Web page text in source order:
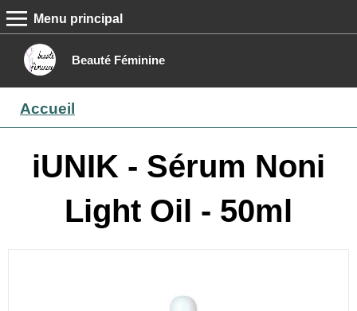
Beauté Féminine
MENU PRINCIPAL
Menu principal
Boutique
Contact
Accueil
iUNIK - Sérum Noni
Light Oil - 50ml